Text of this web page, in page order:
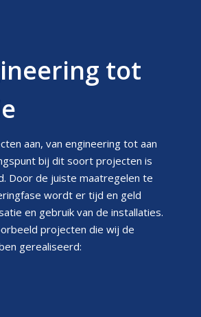
tot
aan, van engineering tot aan
bij dit soort projecten is
Door de juiste maatregelen te
wordt er tijd en geld
en gebruik van de installaties.
projecten die wij de
gerealiseerd: